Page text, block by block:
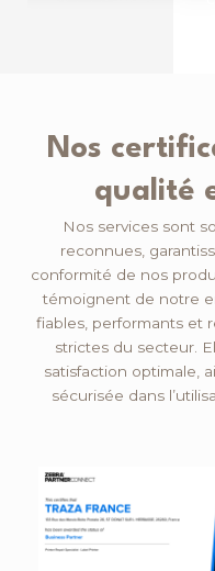
Nos
qualité
Nos services sont
reconnues,
conformité de nos
témoignent de notre
fiables, performants et
strictes du secteur.
satisfaction optimale,
sécurisée dans